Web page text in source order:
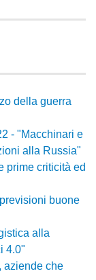
della guerra
- "Macchinari e
alla Russia"
prime criticità ed
buone
alla
4.0"
aziende che